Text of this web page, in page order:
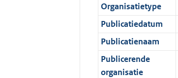
Organisatietype
Publicatiedatum
Publicatienaam
Publicerende
organisatie